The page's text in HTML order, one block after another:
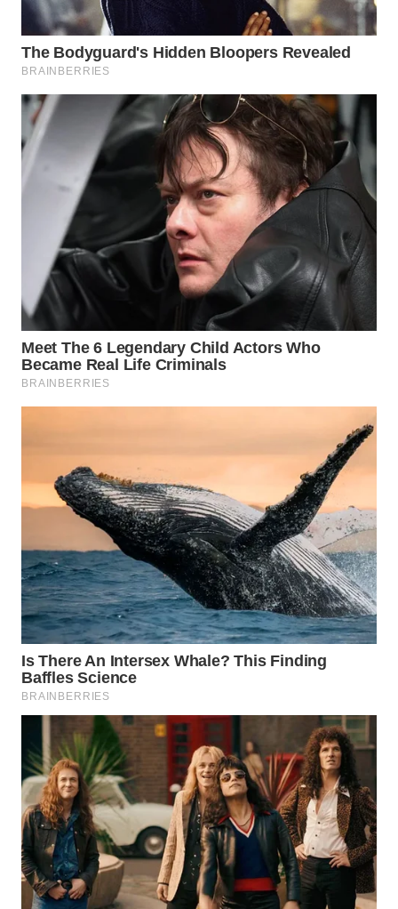
WN
SEMARANG
WN
SOLO
WN
BOROBUDUR
WN
MADURA
WN
SURABAYA
WN
NATUNA
WN
MANDALIKA
WN
LIKUPANG
WN
LABUANBAJO
WN
BORNEO
Wahana
Media
Group
WAHANA
NEWS
WAHANA